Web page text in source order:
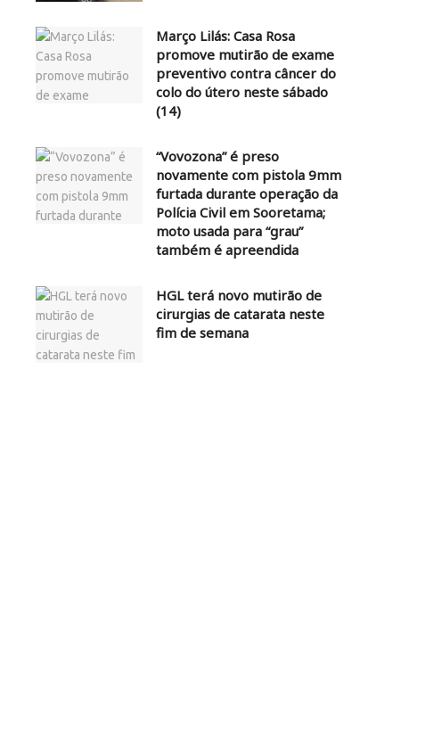
Março Lilás: Casa Rosa
promove mutirão de exame
preventivo contra câncer do
colo do útero neste sábado
(14)
“Vovozona” é preso
novamente com pistola 9mm
furtada durante operação da
Polícia Civil em Sooretama;
moto usada para “grau”
também é apreendida
HGL terá novo mutirão de
cirurgias de catarata neste
fim de semana